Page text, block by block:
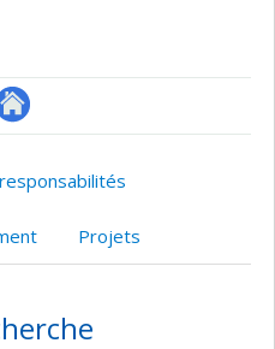
web
Projets